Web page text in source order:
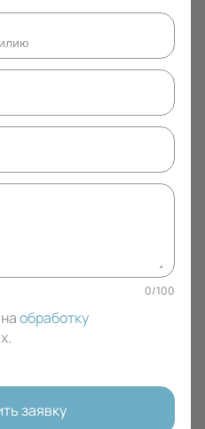
0/100
обработку
.
заявку